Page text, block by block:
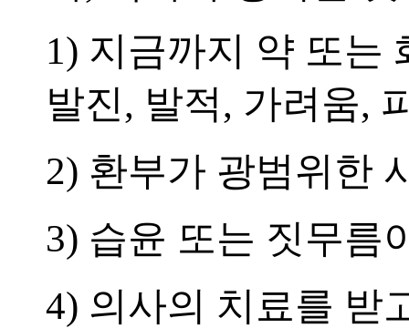
1) 지금까지 약 또는
발진, 발적, 가려움,
2) 환부가 광범위한
3) 습윤 또는 짓무름
4) 의사의 치료를 받